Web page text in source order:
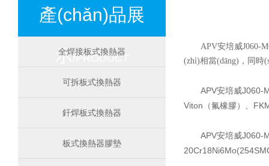
產(chǎn)品展
示 /PRODUCT
全焊接板式換熱器
可拆板式換熱器
釬焊板式換熱器
板式換熱器膠墊
APV安培威J060-
(zhì)相當(dāng)，同
APV安培威J060-
Viton（氟橡膠）、FKM
APV安培威